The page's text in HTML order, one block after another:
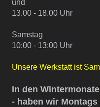
und
13.00 - 18.00 Uhr
Samstag
10:00 - 13:00 Uhr
Unsere Werkstatt ist
In den
- haben wir